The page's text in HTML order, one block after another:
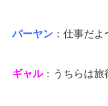
パーヤン ：仕事だ
ギャル：うちらは旅